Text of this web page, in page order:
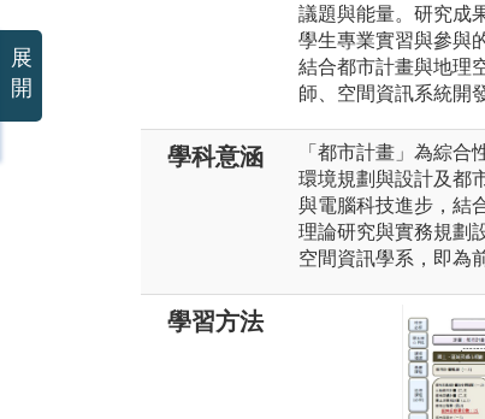
議題與能量。研究成
學生專業實習與參與
結合都市計畫與地理
師、空間資訊系統開
學科意涵
「都市計畫」為綜合
環境規劃與設計及都
與電腦科技進步，結
理論研究與實務規劃
空間資訊學系，即為
學習方法
展
開